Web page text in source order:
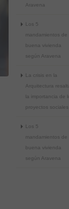
Aravena
Los 5
mandamientos de
buena vivienda
según Aravena
La crisis en la
Arquitectura
la importancia de
proyectos sociales
Los 5
mandamientos de
buena vivienda
según Aravena